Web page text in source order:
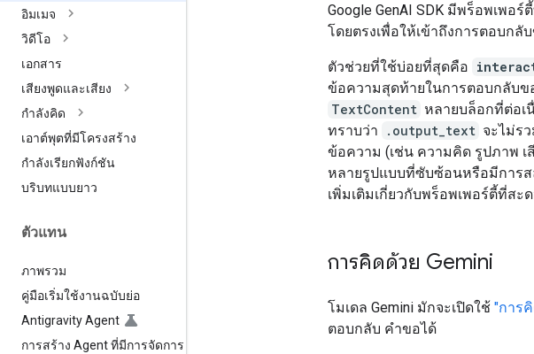
อิมเมจ
วิดีโอ
เอกสาร
เสียงพูดและเสียง
กำลังคิด
เอาต์พุตที่มีโครงสร้าง
กำลังเรียกฟังก์ชัน
บริบทแบบยาว
ตัวแทน
ภาพรวม
คู่มือเริ่มใช้งานฉบับย่อ
Antigravity Agent
การสร้าง Agent ที่มีการจัดการ
Google GenAI SDK มีพร็อพเพอ
โดยตรงเพื่อให้เข้าถึงการตอบกลั
ตัวช่วยที่ใช้บ่อยที่สุดคือ
ข้อความสุดท้ายในการตอบกลับข
TextContent หลายบล็อกที่ต่อเ
ทราบว่า
.output_text จะไม่ร
ข้อความ (เช่น ความคิด รูปภาพ เ
หลายรูปแบบที่ซับซ้อนหรือมีการ
เพิ่มเติมเกี่ยวกับพร็อพเพอร์ตี้ที่สะ
การคิดด้วย Gemini
โมเดล Gemini มักจะเปิดใช้ "การ
ตอบกลับ คำขอได้